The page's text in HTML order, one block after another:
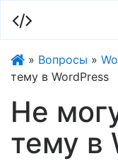
» Вопросы »
тему в WordPress
Не
тему в